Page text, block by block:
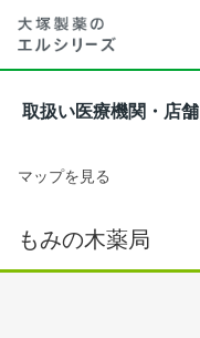
取扱い医療機関・店舗
マップを見る
もみの木薬局